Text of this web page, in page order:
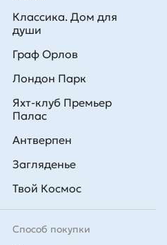
Способ покупки
Классика. Дом для
души
Граф Орлов
Лондон Парк
Яхт-клуб Премьер
Палас
Антверпен
Загляденье
Твой Космос